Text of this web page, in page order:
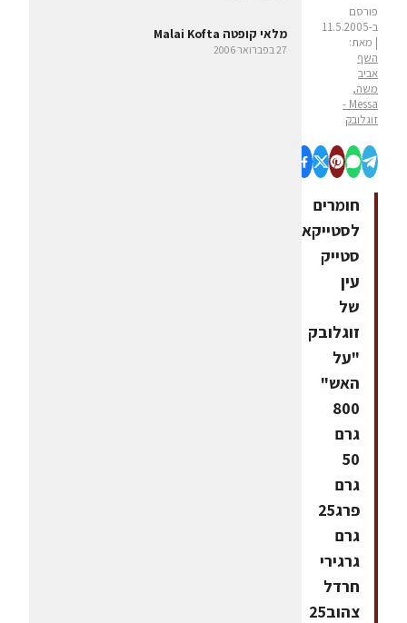
פורסם
ב-11.5.2005
| מאת:
השף
אביב
משה,
Messa -
זוגלובק
חומרים
לסטייקאריזת
סטייק
עין
של
זוגלובק
"על
האש"
800
גרם
50
גרם
פרג25
גרם
גרגירי
חרדל
צהוב25
מלאי קופטה Malai Kofta
27 בפברואר 2006